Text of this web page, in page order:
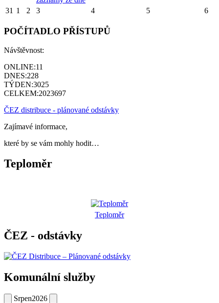
31 1 2 3 4 5 6
POČÍTADLO PŘÍSTUPŮ
Návštěvnost:
ONLINE:11
DNES:228
TÝDEN:3025
CELKEM:2023697
ČEZ distribuce - plánované odstávky
Zajímavé informace,
které by se vám mohly hodit…
Teploměr
Teploměr
ČEZ - odstávky
Komunální služby
Srpen2026